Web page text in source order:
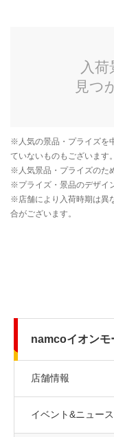
namcoイオンモ
店舗情報
イベント&ニュース